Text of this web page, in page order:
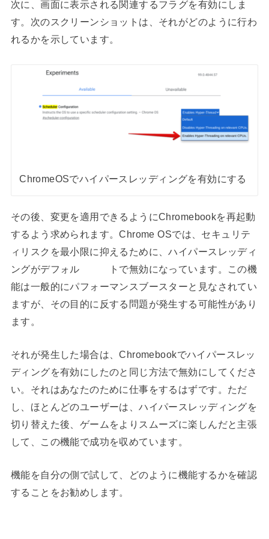
次に、画面に表示される関連するフラグを有効にしま
す。次のスクリーンショットは、それがどのように行わ
れるかを示しています。
ChromeOSでハイパースレッディングを有効にする
その後、変更を適用できるようにChromebookを再起動
するよう求められます。Chrome OSでは、セキュリテ
ィリスクを最小限に抑えるために、ハイパースレッディ
ングがデフォル トで無効になっています。この機
能は一般的にパフォーマンスブースターと見なされてい
ますが、その目的に反する問題が発生する可能性があり
ます。
それが発生した場合は、Chromebookでハイパースレッ
ディングを有効にしたのと同じ方法で無効にしてくださ
い。それはあなたのために仕事をするはずです。ただ
し、ほとんどのユーザーは、ハイパースレッディングを
切り替えた後、ゲームをよりスムーズに楽しんだと主張
して、この機能で成功を収めています。
機能を自分の側で試して、どのように機能するかを確認
することをお勧めします。